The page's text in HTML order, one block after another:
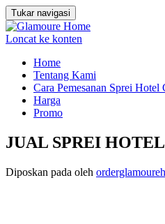
Tukar navigasi
Loncat ke konten
Home
Tentang Kami
Cara Pemesanan Sprei Hotel
Harga
Promo
JUAL SPREI HOTEL
Diposkan pada oleh